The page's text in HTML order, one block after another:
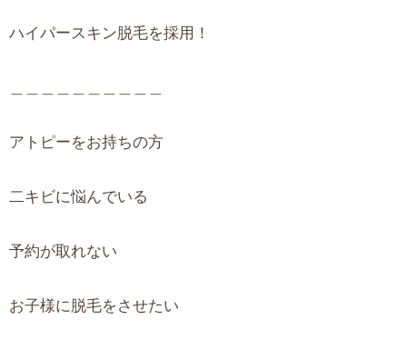
ハイパースキン脱毛を採用！
アトピーをお持ちの方
二キビに悩んでいる
予約が取れない
お子様に脱毛をさせたい